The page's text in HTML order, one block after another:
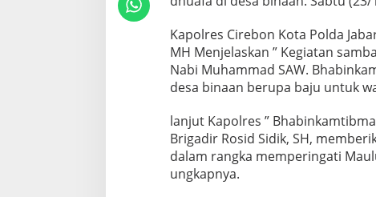
Kapolres Cirebon Kota Polda Jabar
MH Menjelaskan ” Kegiatan
Nabi Muhammad SAW.
desa binaan berupa baju untuk
lanjut Kapolres ”
Brigadir Rosid Sidik, SH,
dalam rangka memperingati
ungkapnya.